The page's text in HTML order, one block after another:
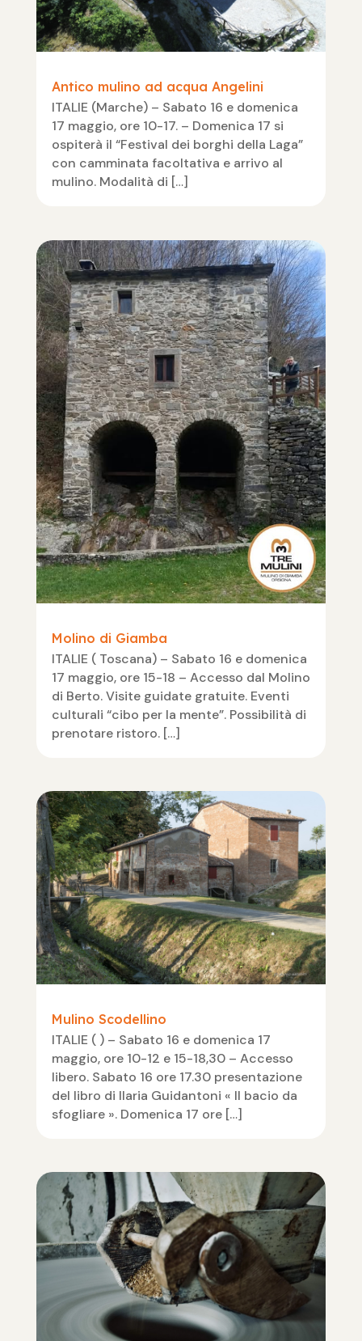
Antico mulino ad acqua Angelini
ITALIE (Marche) – Sabato 16 e domenica
17 maggio, ore 10-17. – Domenica 17 si
ospiterà il “Festival dei borghi della Laga”
con camminata facoltativa e arrivo al
mulino. Modalità di […]
Molino di Giamba
ITALIE ( Toscana) – Sabato 16 e domenica
17 maggio, ore 15-18 – Accesso dal Molino
di Berto. Visite guidate gratuite. Eventi
culturali “cibo per la mente”. Possibilità di
prenotare ristoro. […]
Mulino Scodellino
ITALIE ( ) – Sabato 16 e domenica 17
maggio, ore 10-12 e 15-18,30 – Accesso
libero. Sabato 16 ore 17.30 presentazione
del libro di Ilaria Guidantoni « Il bacio da
sfogliare ». Domenica 17 ore […]